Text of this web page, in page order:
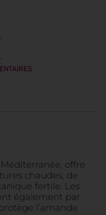
offre
chaudes, de
fertile. Les
également par
l’amande